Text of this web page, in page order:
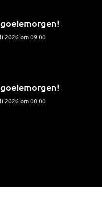
2026 om 09:00
2026 om 08:00